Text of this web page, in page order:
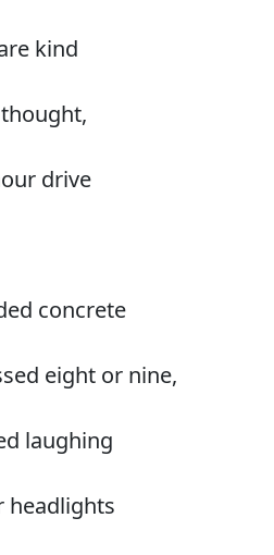
kind
drive
concrete
eight or nine,
laughing
headlights